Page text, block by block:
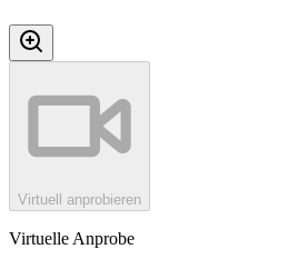
Virtuell anprobieren
Virtuelle Anprobe